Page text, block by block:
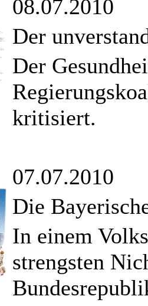
08.07.2010
Der
Der
kritisiert.
07.07.2010
Die
In einem
strengsten